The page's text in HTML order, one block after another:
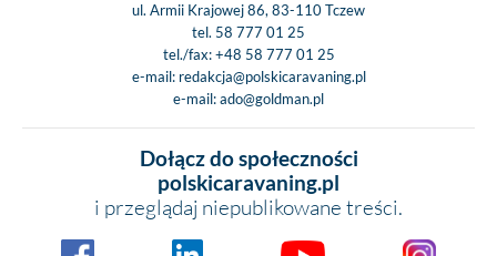
ul. Armii Krajowej 86, 83-110 Tczew
tel. 58 777 01 25
tel./fax:+48 58 777 01 25
e-mail: redakcja@polskicaravaning.pl
e-mail:ado@goldman.pl
Dołącz do społeczności
polskicaravaning.pl
i przeglądaj niepublikowane treści.